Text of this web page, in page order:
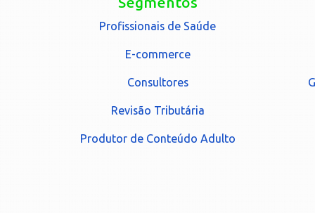
Profissionais de Saúde
E-commerce
Consultores
Revisão Tributária
Produtor de Conteúdo Adulto